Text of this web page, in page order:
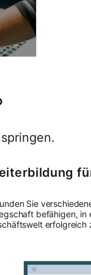
Sie
befähigen, in
erfolgreich